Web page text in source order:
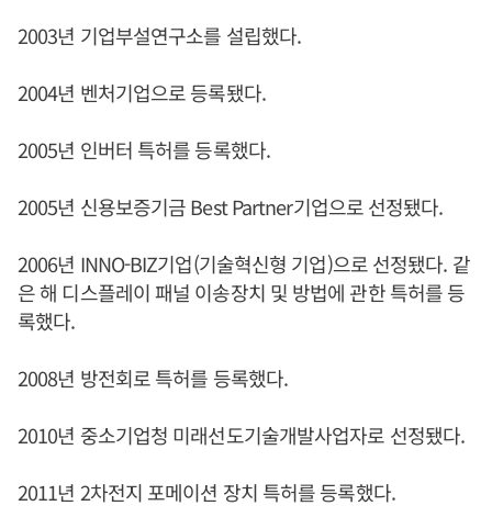
2003년 기업부설연구소를 설립했다.
2004년 벤처기업으로 등록됐다.
2005년 인버터 특허를 등록했다.
2005년 신용보증기금 Best Partner기업으로 선정됐다.
2006년 INNO-BIZ기업(기술혁신형 기업)으로 선정됐다. 같
은 해 디스플레이 패널 이송장치 및 방법에 관한 특허를 등
록했다.
2008년 방전회로 특허를 등록했다.
2010년 중소기업청 미래선도기술개발사업자로 선정됐다.
2011년 2차전지 포메이션 장치 특허를 등록했다.